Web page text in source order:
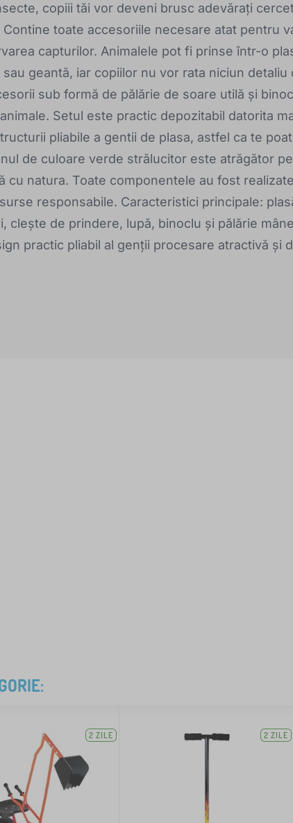
copiii tăi vor deveni brusc adevărați
toate accesoriile necesare atat pentru
capturilor. Animalele pot fi prinse într-o
geantă, iar copiilor nu vor rata niciun detaliu
sub formă de pălărie de soare utilă și
Setul este practic depozitabil datorita
pliabile a gentii de plasa, astfel ca te
de culoare verde strălucitor este atrăgător
cu natura. Toate componentele au fost
responsabile. Caracteristici principale:
clește de prindere, lupă, binoclu și pălărie
practic pliabil al genții procesare atractivă și
2 ZILE 2 ZILE